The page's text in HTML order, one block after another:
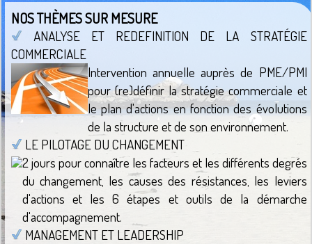
NOS THÈMES SUR MESURE
ANALYSE ET REDEFINITION DE LA STRATÉGIE
COMMERCIALE
Intervention annuelle auprès de PME/PMI
pour (re)définir la stratégie commerciale et
le plan d'actions en fonction des évolutions
de la structure et de son environnement.
LE PILOTAGE DU CHANGEMENT
2 jours pour connaître les facteurs et les différents degrés
du changement, les causes des résistances, les leviers
d'actions et les 6 étapes et outils de la démarche
d'accompagnement.
MANAGEMENT ET LEADERSHIP